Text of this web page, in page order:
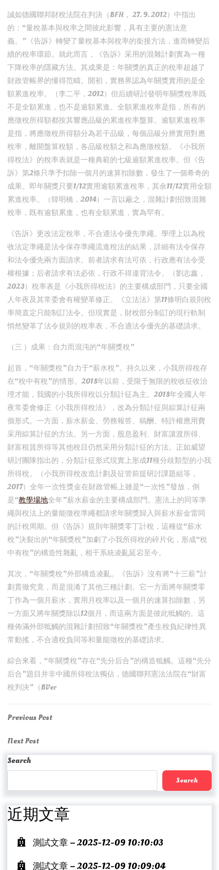
誠如德國聯邦財稅法院在判決（BFH， 27. 9. 2012）中指出
的：“量稅基本與稅率之間彼此影響，具有主要的憲法意
義。”《告訴》轉變了量稅基本與稅率的銜接方法，進而轉變后
續的稅率環節。就此而言，《告訴》采用的混雜計劃實為一種
下降稅率的隱藏方法。其成果是：年關獎的真正的稅率超越了
財政管帳界的懂得范疇。開初，實務界認為年關獎實用的是全
額累進稅率。（李二平，2012）但后續研討發明年關獎稅率既
不是全額累進，也不是逾額累進。全額累進稅率是指，所有的
應徵稅所得額都按其響應品級的累進稅率盤算。逾額累進稅率
是指，將應徵稅所得額分為若干品級，每個品級分辨實用對應
稅率，離開盤算稅額，各品級稅額之和為應徵稅額。《小我所
得稅法》的稅率表就是一種典範的七級逾額累進稅率。但《告
訴》第2條只準予扣除一個月的速算扣除數，發生了一個希奇的
成果。即年關獎只要1/12實用逾額累進稅率，其余11/12實用全額
累進稅率。（韓明橋，2014）一言以蔽之，混雜計劃招致混雜
稅率，既有逾額累進，也有全額累進，實為罕有。
《告訴》更改法定稅率，不合適法令優先準繩。學理上以為稅
收法定準繩是法令保存準繩流進稅法的結果，詳細有法令保存
和法令優先兩方面請求。前者請求有法可依，行政應有法令受
權根據；后者請求有法必依，行政不得違背法令。（劉志鑫，
2023）稅率表是《小我所得稅法》的主要構成部門，只要全國
人年夜及其常委會有權變革修正。《立法法》第11條明白規則稅
率簡直定只能制訂法令。但現實是，財稅部分制訂的現行軌制
悄然變革了法令規則的稅率表，不合適法令優先的基礎請求。
（三 ）成果：自力而混沌的“年關獎稅”
起首，“年關獎稅”自力于“薪水稅”。持久以來，小我所得稅存
在“稅中有稅”的情形。2018年以前，受限于無限的稅收征收治
理才能，我國的小我所得稅以分類計征為主。2018年全國人年
夜常委會修正《小我所得稅法》，改為分類計征與綜算計征兩
個形式。一方面，薪水薪金、勞務報答、稿酬、特許權應用費
采用綜算計征的方法。另一方面，股息盈利、財富讓渡所得、
財富租賃所得等其他稅目仍然采用分類計征的方法。正如威望
研討團隊指出的，分類計征形式現實上形成11種分歧類型的小我
所得稅。（小我所得稅改造計劃及征管前提研討課題組等，
2017）全年一次性獎金在財政管帳上雖是“一次性”發放，倒
是“教學場地全年”薪水薪金的主要構成部門。憲法上的同等準
繩與稅法上的量能徵稅準繩都請求年關獎歸入與薪水薪金雷同
的計稅周期。但《告訴》規則年關獎零丁計稅，這種從“薪水
稅”決裂出的“年關獎稅”加劇了小我所得稅的碎片化，形成“稅
中有稅”的構造性雜亂，相干系統凌亂延宕至今。
其次，“年關獎稅”外部構造凌亂。《告訴》沒有將“十三薪”計
劃貫徹究竟，而是混淆了其他三種計劃。它一方面將年關獎零
丁作為一個月薪水，實用月稅率以及一個月的速算扣除數，另
一方面又將年關獎除以12個月，而這兩方面是彼此牴觸的。這
種佈滿外部牴觸的混雜計劃招致“年關獎稅”產生稅負紀律性異
常動搖，不合適稅負同等和量能徵稅的基礎請求。
綜合來看，“年關獎稅”存在“先分后合”的構造牴觸。這種“先分
后合”題目并非中國所得稅法獨佔，德國聯邦憲法法院在“財富
稅判決”（BVer
Post
navigation
Previous
Previous Post
Next
Post
Next Post
Search
Search
近期文章
測試文章 – 2025-12-09 10:10:03
測試文章 – 2025-12-09 10:09:04